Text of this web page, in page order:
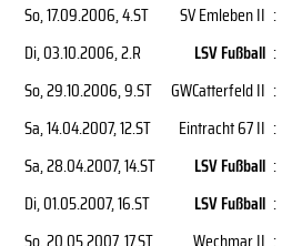
So, 17.09.2006, 4.ST SV Emleben II :
Di, 03.10.2006, 2.R LSV Fußball :
So, 29.10.2006, 9.ST GWCatterfeld II :
Sa, 14.04.2007, 12.ST Eintracht 67 II :
Sa, 28.04.2007, 14.ST LSV Fußball :
Di, 01.05.2007, 16.ST LSV Fußball :